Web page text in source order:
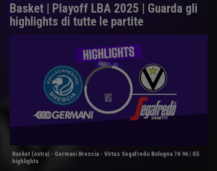
Basket | Playoff LBA 2025 | Guarda gli
highlights di tutte le partite
Basket (extra) - Germani Brescia - Virtus Segafredo Bologna 74-96 | Gli
highlights